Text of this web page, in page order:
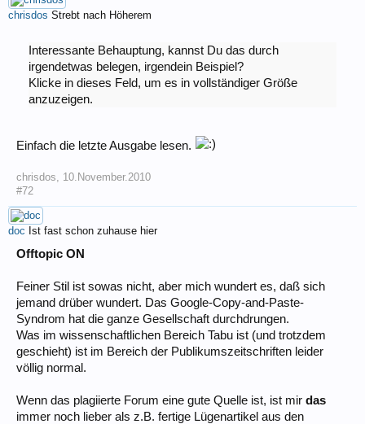
chrisdos Strebt nach Höherem
Interessante Behauptung, kannst Du das durch
irgendetwas belegen, irgendein Beispiel?
Klicke in dieses Feld, um es in vollständiger Größe
anzuzeigen.
Einfach die letzte Ausgabe lesen.
chrisdos
10.November.2010
#72
doc Ist fast schon zuhause hier
Offtopic ON
Feiner Stil ist sowas nicht, aber mich wundert es, daß sich
jemand drüber wundert. Das Google-Copy-and-Paste-
Syndrom hat die ganze Gesellschaft durchdrungen.
Was im wissenschaftlichen Bereich Tabu ist (und trotzdem
geschieht) ist im Bereich der Publikumszeitschriften leider
völlig normal.
Wenn das plagiierte Forum eine gute Quelle ist, ist mir das
immer noch lieber als z.B. fertige Lügenartikel aus den